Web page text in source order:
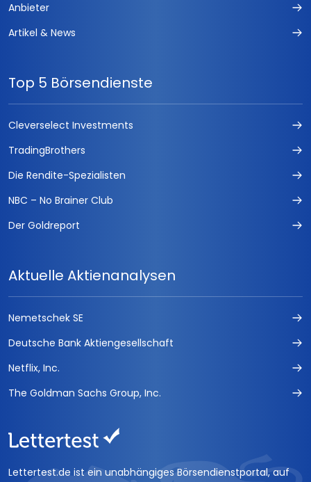
Anbieter
Artikel & News
Top 5 Börsendienste
Cleverselect Investments
TradingBrothers
Die Rendite-Spezialisten
NBC – No Brainer Club
Der Goldreport
Aktuelle Aktienanalysen
Nemetschek SE
Deutsche Bank Aktiengesellschaft
Netflix, Inc.
The Goldman Sachs Group, Inc.
Lettertest.de ist ein unabhängiges Börsendienstportal, auf